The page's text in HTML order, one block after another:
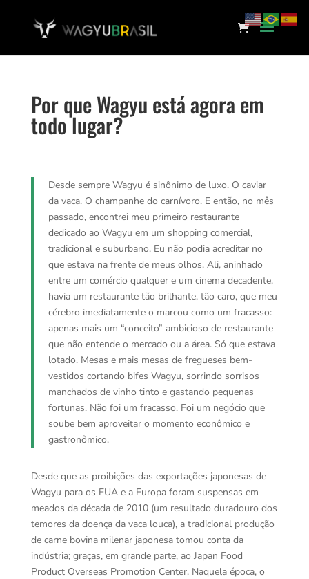
Por que Wagyu está agora em
todo lugar?
Desde sempre Wagyu é sinônimo de luxo. O caviar
da vaca. O champanhe do carnívoro. E então, no mês
passado, encontrei meu primeiro restaurante
dedicado ao Wagyu em um shopping comercial,
tradicional e suburbano. Eu não podia acreditar no
que estava na frente de meus olhos. Ali, aninhado
entre um comércio qualquer e um cinema decadente,
havia um restaurante tão brilhante, tão caro, que meu
cérebro imediatamente o marcou como um fracasso:
apenas mais um “conceito” ambicioso de restaurante
que não entende o mercado ou a área. Só que estava
lotado. Mesas e mais mesas de fregueses bem-
vestidos cortando bifes Wagyu, sorrindo sorrisos
manchados de vinho tinto e gastando pequenas
fortunas. Não foi um fracasso. Foi um negócio que
soube bem aproveitar o momento econômico e
gastronômico.
Desde que as proibições das exportações japonesas de
Wagyu para os EUA e a Europa foram suspensas em
meados da década de 2010 (um resultado duradouro dos
temores da doença da vaca louca), a tradicional produção
de carne bovina milenar japonesa tomou conta da
indústria; graças, em grande parte, ao Japan Food
Product Overseas Promotion Center. Naquela época, o